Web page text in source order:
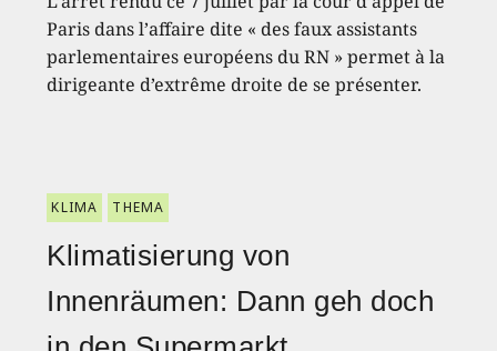
Paris dans l’affaire dite « des faux assistants
parlementaires européens du RN » permet à la
dirigeante d’extrême droite de se présenter.
KLIMA THEMA
Klimatisierung von
Innenräumen: Dann geh doch